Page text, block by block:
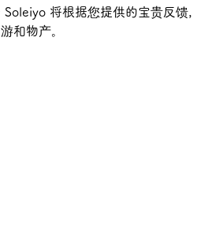
将根据您提供的宝贵反馈，
和物产。